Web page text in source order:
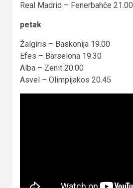
Real Madrid – Fenerbahče 21.00
petak
Žalgiris – Baskonija 19.00
Efes – Barselona 19.30
Alba – Zenit 20.00
Asvel – Olimpijakos 20.45